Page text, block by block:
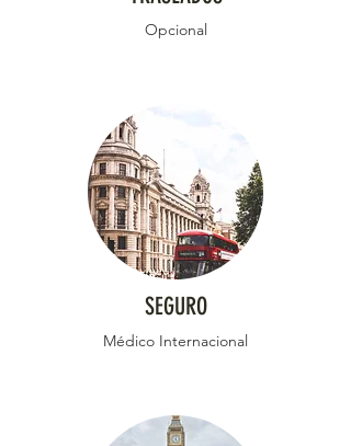
Opcional
SEGURO
Médico Internacional